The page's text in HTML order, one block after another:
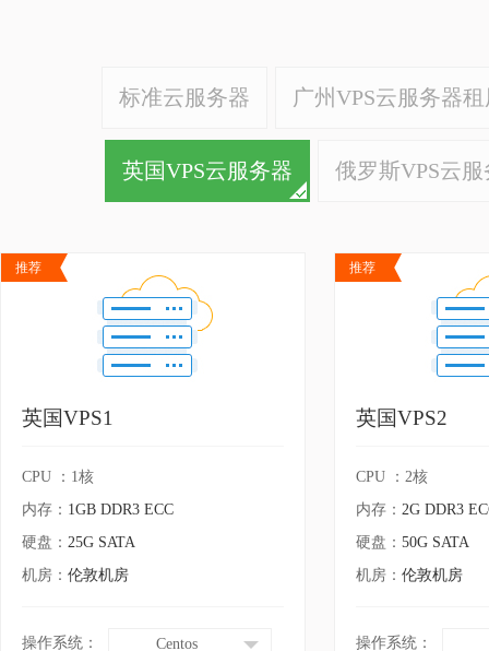
标准云服务器 广州VPS云服务器
英国VPS云服务器 俄罗斯VPS云
推荐
英国VPS1
CPU ：1核
内存： 1GB DDR3 ECC
硬盘： 25G SATA
机房： 伦敦机房
操作系统： Centos
推荐
英国VPS2
CPU ：2核
内存： 2G DDR3
硬盘： 50G SATA
机房： 伦敦机房
操作系统：